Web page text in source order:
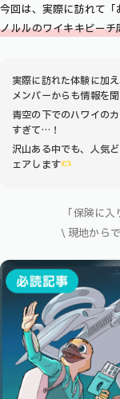
今回は、実際に訪れて
ノルルのワイキキビー
実際に訪れた体験に加
メンバーからも情報を
青空の下でのハワイのカ
すぎて…！
沢山ある中でも、人気
ェアします
「保険に
\ 現地から